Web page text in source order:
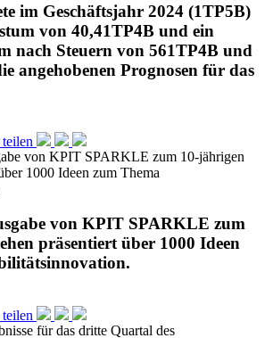
im Geschäftsjahr 2024 (1TP5B)
von 40,41TP4B und ein
nach Steuern von 561TP4B und
angehobenen Prognosen für das
von KPIT SPARKLE zum
präsentiert über 1000 Ideen